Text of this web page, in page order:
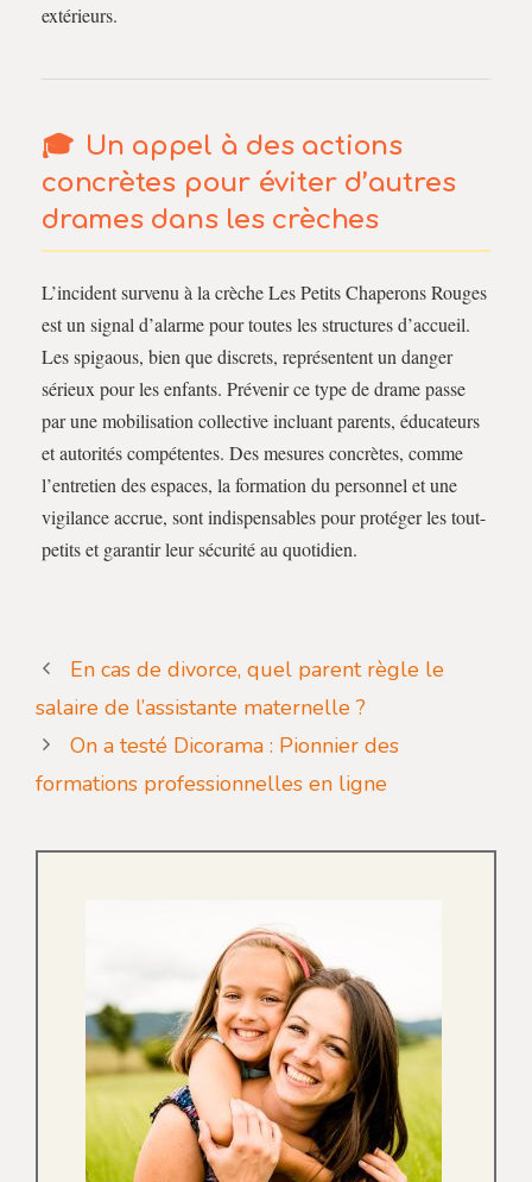
extérieurs.
Un appel à des actions
concrètes pour éviter d’autres
drames dans les crèches
L’incident survenu à la crèche Les Petits Chaperons Rouges
est un signal d’alarme pour toutes les structures d’accueil.
Les spigaous, bien que discrets, représentent un danger
sérieux pour les enfants. Prévenir ce type de drame passe
par une mobilisation collective incluant parents, éducateurs
et autorités compétentes. Des mesures concrètes, comme
l’entretien des espaces, la formation du personnel et une
vigilance accrue, sont indispensables pour protéger les tout-
petits et garantir leur sécurité au quotidien.
En cas de divorce, quel parent règle le
salaire de l’assistante maternelle ?
On a testé Dicorama : Pionnier des
formations professionnelles en ligne